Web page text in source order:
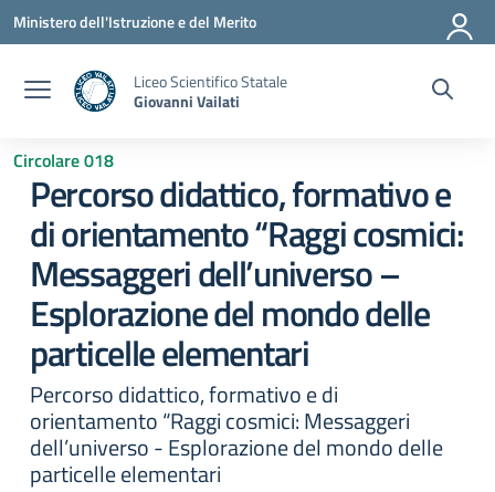
Vai ai contenuti
Vai al menu di navigazione
Vai al footer
Ministero dell'Istruzione e del Merito
Liceo Scientifico Statale
Giovanni Vailati
Circolare 018
Percorso didattico, formativo e
di orientamento “Raggi cosmici:
Messaggeri dell’universo –
Esplorazione del mondo delle
particelle elementari
Percorso didattico, formativo e di
orientamento “Raggi cosmici: Messaggeri
dell’universo - Esplorazione del mondo delle
particelle elementari